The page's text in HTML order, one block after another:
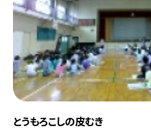
とうもろこしの皮むき